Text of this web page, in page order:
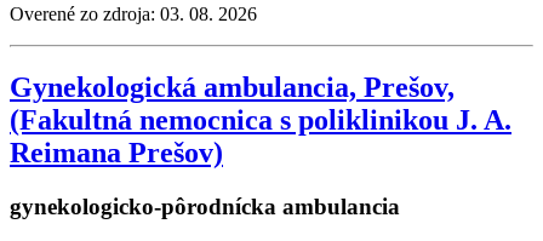
Overené zo zdroja: 03. 08. 2026
Gynekologická ambulancia, Prešov,
(Fakultná nemocnica s poliklinikou J. A.
Reimana Prešov)
gynekologicko-pôrodnícka ambulancia